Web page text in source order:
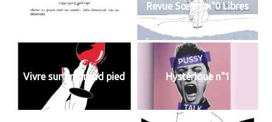
Vivre sur un grand pied Revue Sœurs n°0 Libres
Vivre sur un grand pied Hystérique n°1